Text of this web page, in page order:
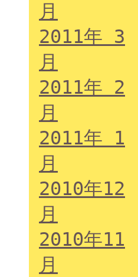
月
2011年 3
月
2011年 2
月
2011年 1
月
2010年12
月
2010年11
月